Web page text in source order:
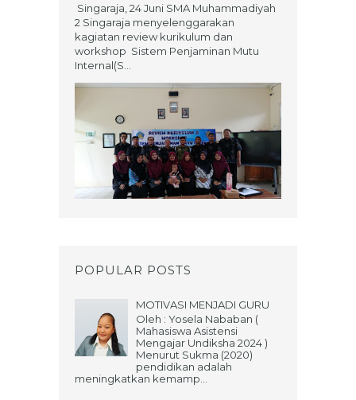
Singaraja, 24 Juni SMA Muhammadiyah
2 Singaraja menyelenggarakan
kagiatan review kurikulum dan
workshop Sistem Penjaminan Mutu
Internal(S...
POPULAR POSTS
MOTIVASI MENJADI GURU
Oleh : Yosela Nababan (
Mahasiswa Asistensi
Mengajar Undiksha 2024 )
Menurut Sukma (2020)
pendidikan adalah
meningkatkan kemamp...